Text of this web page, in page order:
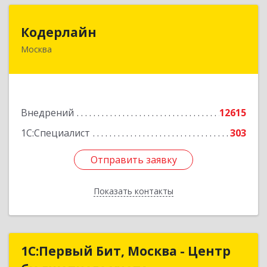
Кодерлайн
Москва
Внедрений
12615
1С:Специалист
303
Отправить заявку
Показать контакты
107023, Москва г, Семеновская Б. ул, дом № 43,
Отправить заявку
Назад
1С:Первый Бит, Москва - Центр
1С:Первый Бит, Москва - Центр